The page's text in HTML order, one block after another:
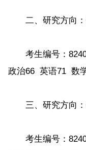
二、研究方向：
考生编号：
政治66 英语71 数
三、研究方向：
考生编号：